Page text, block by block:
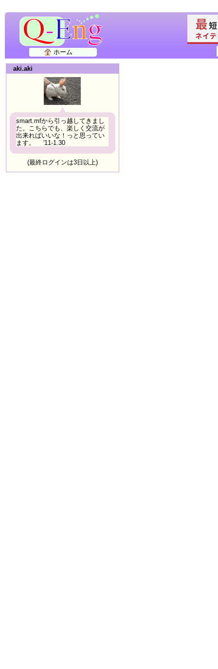
ホーム
aki.aki
smart.mfから引っ越してきまし
た。こちらでも、楽しく交流が
出来ればいいな！っと思ってい
ます。 '11-1.30
(最終ログインは3日以上)